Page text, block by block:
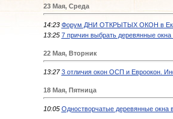
23 Мая, Среда
14:23 Форум ДНИ ОТКРЫТЫХ ОКОН в
13:25 7 причин выбрать деревянные
22 Мая, Вторник
13:27 3 отличия окон ОСП и Евроокон.
18 Мая, Пятница
10:05 Одностворчатые деревянные окна